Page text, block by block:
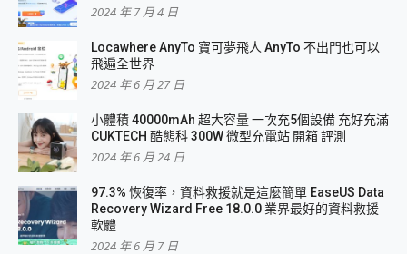
2024 年 7 月 4 日
Locawhere AnyTo 寶可夢飛人 AnyTo 不出門也可以
飛遍全世界
2024 年 6 月 27 日
小體積 40000mAh 超大容量 一次充5個設備 充好充滿
CUKTECH 酷態科 300W 微型充電站 開箱 評測
2024 年 6 月 24 日
97.3% 恢復率，資料救援就是這麼簡單 EaseUS Data
Recovery Wizard Free 18.0.0 業界最好的資料救援
軟體
2024 年 6 月 7 日